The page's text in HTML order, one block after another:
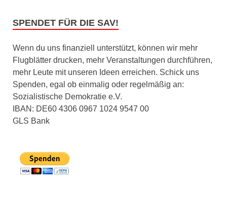
SPENDET FÜR DIE SAV!
Wenn du uns finanziell unterstützt, können wir mehr
Flugblätter drucken, mehr Veranstaltungen durchführen,
mehr Leute mit unseren Ideen erreichen. Schick uns
Spenden, egal ob einmalig oder regelmäßig an:
Sozialistische Demokratie e.V.
IBAN: DE60 4306 0967 1024 9547 00
GLS Bank